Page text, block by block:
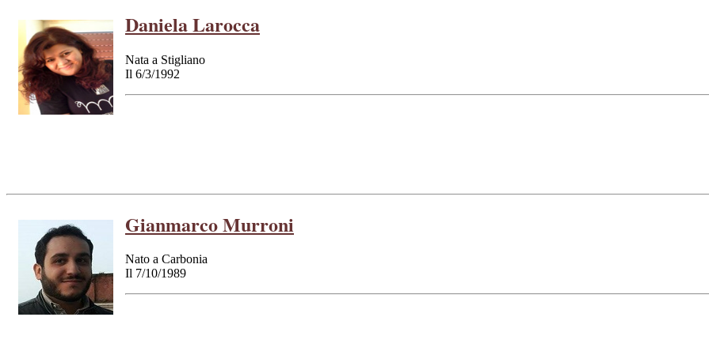
Daniela Larocca
Nata a Stigliano
Il 6/3/1992
Gianmarco Murroni
Nato a Carbonia
Il 7/10/1989